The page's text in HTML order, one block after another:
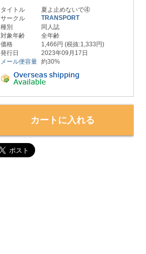
タイトル
夏よ止めないで④
サークル
TRANSPORT
種別
同人誌
対象年齢
全年齢
価格
1,466円 (税抜:1,333円)
発行日
2023年09月17日
メール便容量 約30%
カートに入れる